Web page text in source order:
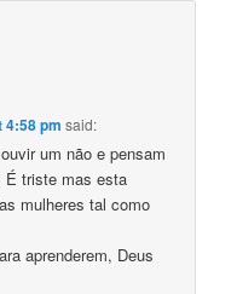
4:58 pm said:
um não e pensam
É triste mas esta
mulheres tal como
aprenderem, Deus